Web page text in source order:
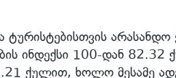
ტურისტებისთვის არასანდო
ინდექსი 100-დან 82.32
ქულით, ხოლო მესამე